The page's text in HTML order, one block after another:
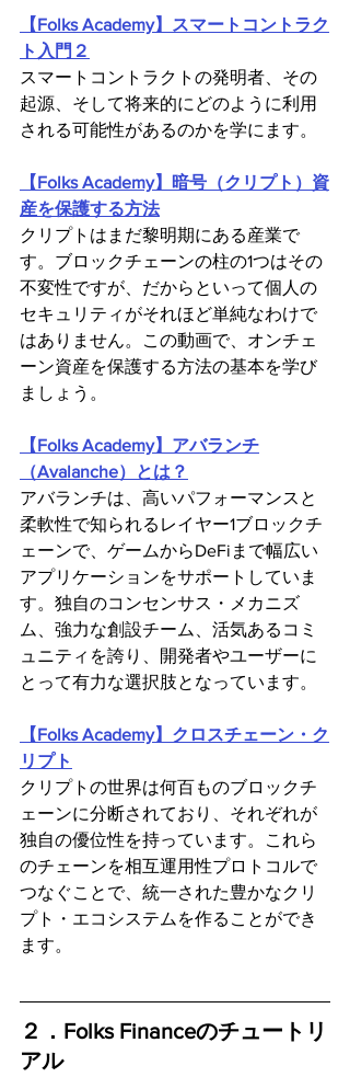
【Folks Academy】スマートコントラク
ト入門２
スマートコントラクトの発明者、その
起源、そして将来的にどのように利用
される可能性があるのかを学にます。
【Folks Academy】暗号（クリプト）資
産を保護する方法
クリプトはまだ黎明期にある産業で
す。ブロックチェーンの柱の1つはその
不変性ですが、だからといって個人の
セキュリティがそれほど単純なわけで
はありません。この動画で、オンチェ
ーン資産を保護する方法の基本を学び
ましょう。
【Folks Academy】アバランチ
（Avalanche）とは？
アバランチは、高いパフォーマンスと
柔軟性で知られるレイヤー1ブロックチ
ェーンで、ゲームからDeFiまで幅広い
アプリケーションをサポートしていま
す。独自のコンセンサス・メカニズ
ム、強力な創設チーム、活気あるコミ
ュニティを誇り、開発者やユーザーに
とって有力な選択肢となっています。
【Folks Academy】クロスチェーン・ク
リプト
クリプトの世界は何百ものブロックチ
ェーンに分断されており、それぞれが
独自の優位性を持っています。これら
のチェーンを相互運用性プロトコルで
つなぐことで、統一された豊かなクリ
プト・エコシステムを作ることができ
ます。
２．Folks Financeのチュートリ
アル